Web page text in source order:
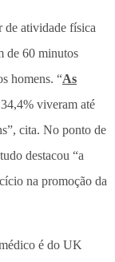
de atividade física
de 60 minutos
homens. “As
viveram até
cita. No ponto de
destacou “a
na promoção da
é do UK